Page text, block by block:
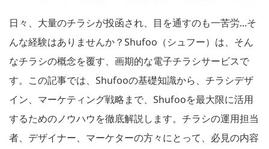
日々、大量のチラシが投函され、目を通すのも一苦労...そ
んな経験はありませんか？Shufoo（シュフー）は、そん
なチラシの概念を覆す、画期的な電子チラシサービスで
す。この記事では、Shufooの基礎知識から、チラシデザ
イン、マーケティング戦略まで、Shufooを最大限に活用
するためのノウハウを徹底解説します。チラシの運用担当
者、デザイナー、マーケターの方々にとって、必見の内容